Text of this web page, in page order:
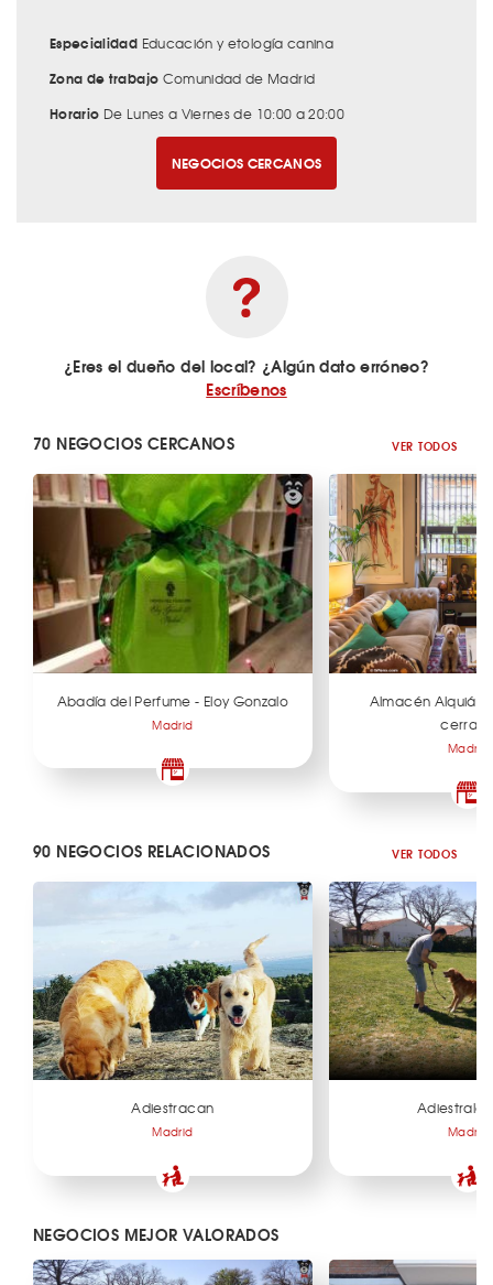
Especialidad Educación y etología canina
Zona de trabajo Comunidad de Madrid
Horario De Lunes a Viernes de 10:00 a 20:00
NEGOCIOS CERCANOS
¿Eres el dueño del local? ¿Algún dato erróneo?
Escríbenos
70 NEGOCIOS CERCANOS VER TODOS
Abadía del Perfume - Eloy Gonzalo
Madrid
Almacén Alquián
Madrid
90 NEGOCIOS RELACIONADOS VER TODOS
Adiestracan
Madrid Madrid
NEGOCIOS MEJOR VALORADOS